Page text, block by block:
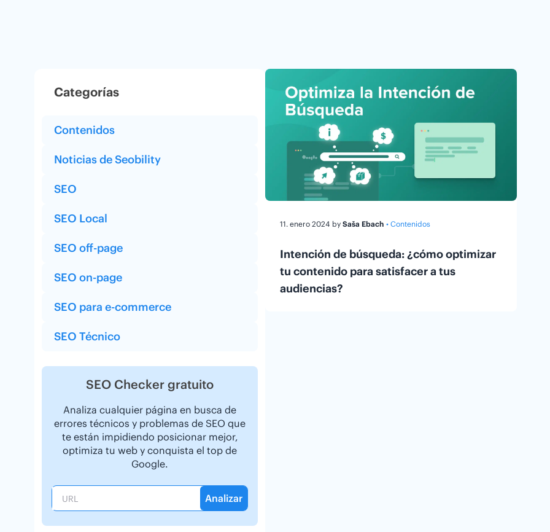
Categorías
Contenidos
Noticias de Seobility
SEO
SEO Local
SEO off-page
SEO on-page
SEO para e-commerce
SEO Técnico
SEO Checker gratuito
Analiza cualquier página en busca de
errores técnicos y problemas de SEO que
te están impidiendo posicionar mejor,
optimiza tu web y conquista el top de
Google.
Analizar
11. enero 2024 by Saša Ebach • Contenidos
Intención de búsqueda: ¿cómo optimizar
tu contenido para satisfacer a tus
audiencias?